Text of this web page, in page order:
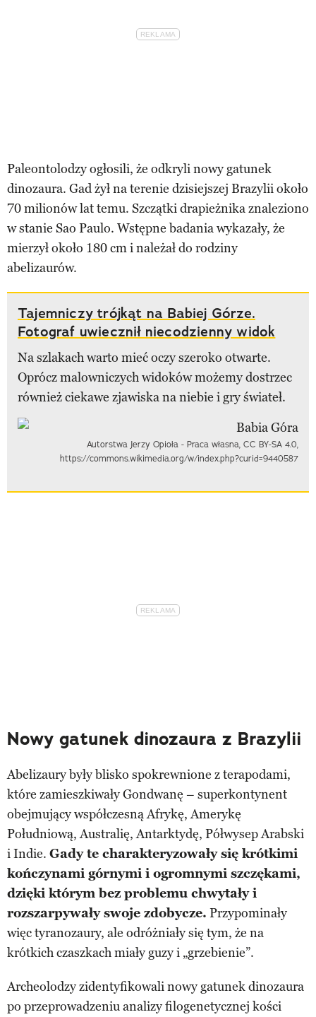
Paleontolodzy ogłosili, że odkryli nowy gatunek
dinozaura. Gad żył na terenie dzisiejszej Brazylii około
70 milionów lat temu. Szczątki drapieżnika znaleziono
w stanie Sao Paulo. Wstępne badania wykazały, że
mierzył około 180 cm i należał do rodziny
abelizaurów.
Tajemniczy trójkąt na Babiej Górze.
Fotograf uwiecznił niecodzienny widok
Na szlakach warto mieć oczy szeroko otwarte.
Oprócz malowniczych widoków możemy dostrzec
również ciekawe zjawiska na niebie i gry świateł.
Autorstwa Jerzy Opioła - Praca własna, CC BY-SA 4.0,
https://commons.wikimedia.org/w/index.php?curid=9440587
Nowy gatunek dinozaura z Brazylii
Abelizaury były blisko spokrewnione z terapodami,
które zamieszkiwały Gondwanę – superkontynent
obejmujący współczesną Afrykę, Amerykę
Południową, Australię, Antarktydę, Półwysep Arabski
i Indie. Gady te charakteryzowały się krótkimi
kończynami górnymi i ogromnymi szczękami,
dzięki którym bez problemu chwytały i
rozszarpywały swoje zdobycze. Przypominały
więc tyranozaury, ale odróżniały się tym, że na
krótkich czaszkach miały guzy i „grzebienie”.
Archeolodzy zidentyfikowali nowy gatunek dinozaura
po przeprowadzeniu analizy filogenetycznej kości